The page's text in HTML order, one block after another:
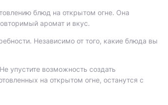
блюд на открытом огне. Она
аромат и вкус.
Независимо от того, какие блюда вы
упустите возможность создать
на открытом огне, останутся с